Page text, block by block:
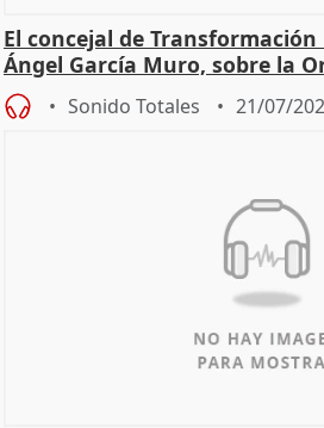
El concejal de
Ángel García Muro, sobre la
Sonido Totales 21/07/